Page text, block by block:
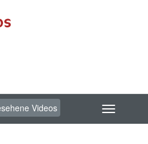
Videos